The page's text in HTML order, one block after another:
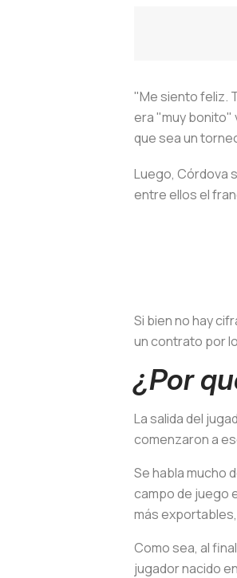
"Me siento feliz.
era "muy bonito"
que sea un
Luego, Córdova
entre ellos el
Si bien no hay
un contrato por
¿Por
La salida del
comenzaron a
Se habla mucho
campo de juego
más
Como sea, al
jugador nacido